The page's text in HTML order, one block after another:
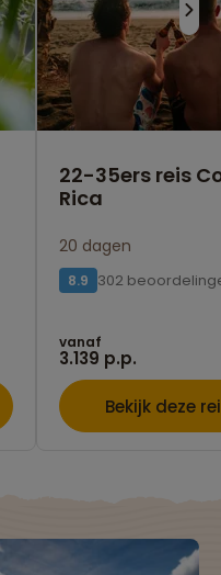
22-35ers reis
Rica
20 dagen
8.9 302
vanaf
3.139 p.p.
Bekijk deze